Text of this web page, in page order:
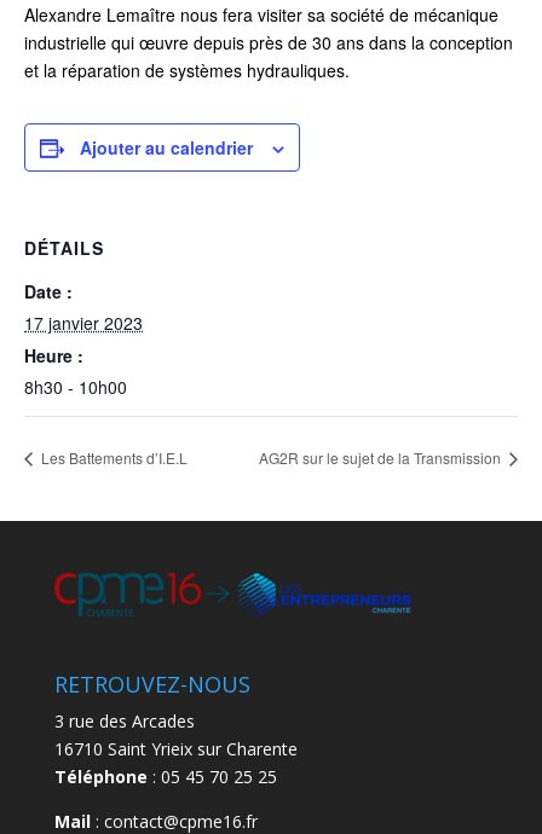
Alexandre Lemaître nous fera visiter sa société de mécanique
industrielle qui œuvre depuis près de 30 ans dans la conception
et la réparation de systèmes hydrauliques.
Ajouter au calendrier
DÉTAILS
Date :
17 janvier 2023
Heure :
8h30 - 10h00
Les Battements d’I.E.L AG2R sur le sujet de la Transmission
RETROUVEZ-NOUS
3 rue des Arcades
16710 Saint Yrieix sur Charente
Téléphone : 05 45 70 25 25
Mail: contact@cpme16.fr